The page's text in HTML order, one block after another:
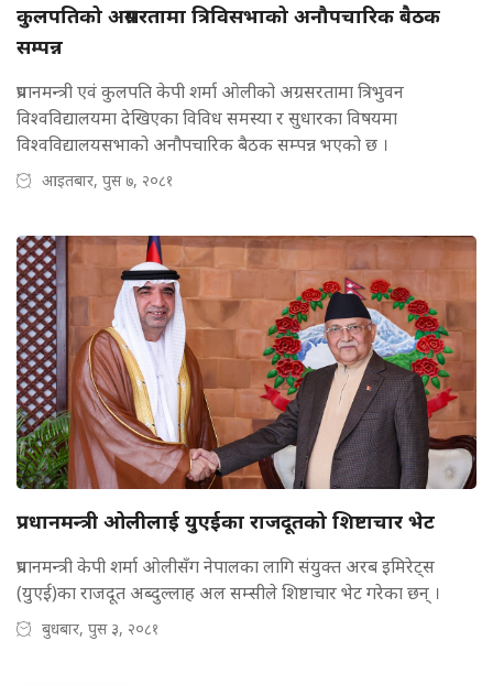
कुलपतिको अग्रसरतामा त्रिविसभाको अनौपचारिक बैठक
सम्पन्न
प्रधानमन्त्री एवं कुलपति केपी शर्मा ओलीको अग्रसरतामा त्रिभुवन
विश्वविद्यालयमा देखिएका विविध समस्या र सुधारका विषयमा
विश्वविद्यालयसभाको अनौपचारिक बैठक सम्पन्न भएको छ ।
आइतबार, पुस ७, २०८१
प्रधानमन्त्री ओलीलाई युएईका राजदूतको शिष्टाचार भेट
प्रधानमन्त्री केपी शर्मा ओलीसँग नेपालका लागि संयुक्त अरब इमिरेट्स
(युएई)का राजदूत अब्दुल्लाह अल सम्सीले शिष्टाचार भेट गरेका छन् ।
बुधबार, पुस ३, २०८१